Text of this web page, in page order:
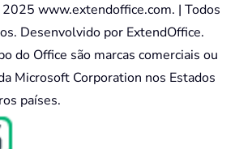
www.extendoffice.com. | Todos
Desenvolvido por ExtendOffice.
do Office são marcas comerciais ou
Microsoft Corporation nos Estados
países.